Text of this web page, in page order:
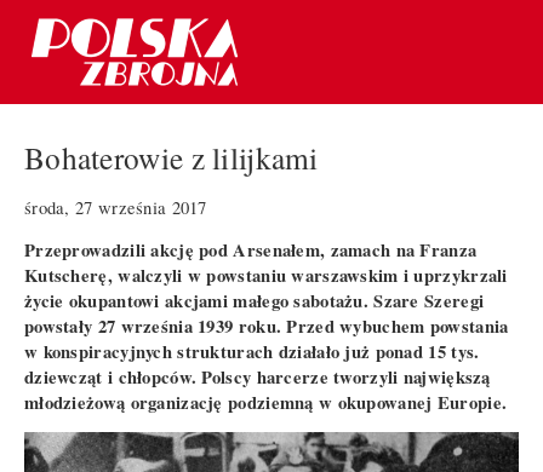
Bohaterowie z lilijkami
środa, 27 września 2017
Przeprowadzili akcję pod Arsenałem, zamach na Franza
Kutscherę, walczyli w powstaniu warszawskim i uprzykrzali
życie okupantowi akcjami małego sabotażu. Szare Szeregi
powstały 27 września 1939 roku. Przed wybuchem powstania
w konspiracyjnych strukturach działało już ponad 15 tys.
dziewcząt i chłopców. Polscy harcerze tworzyli największą
młodzieżową organizację podziemną w okupowanej Europie.